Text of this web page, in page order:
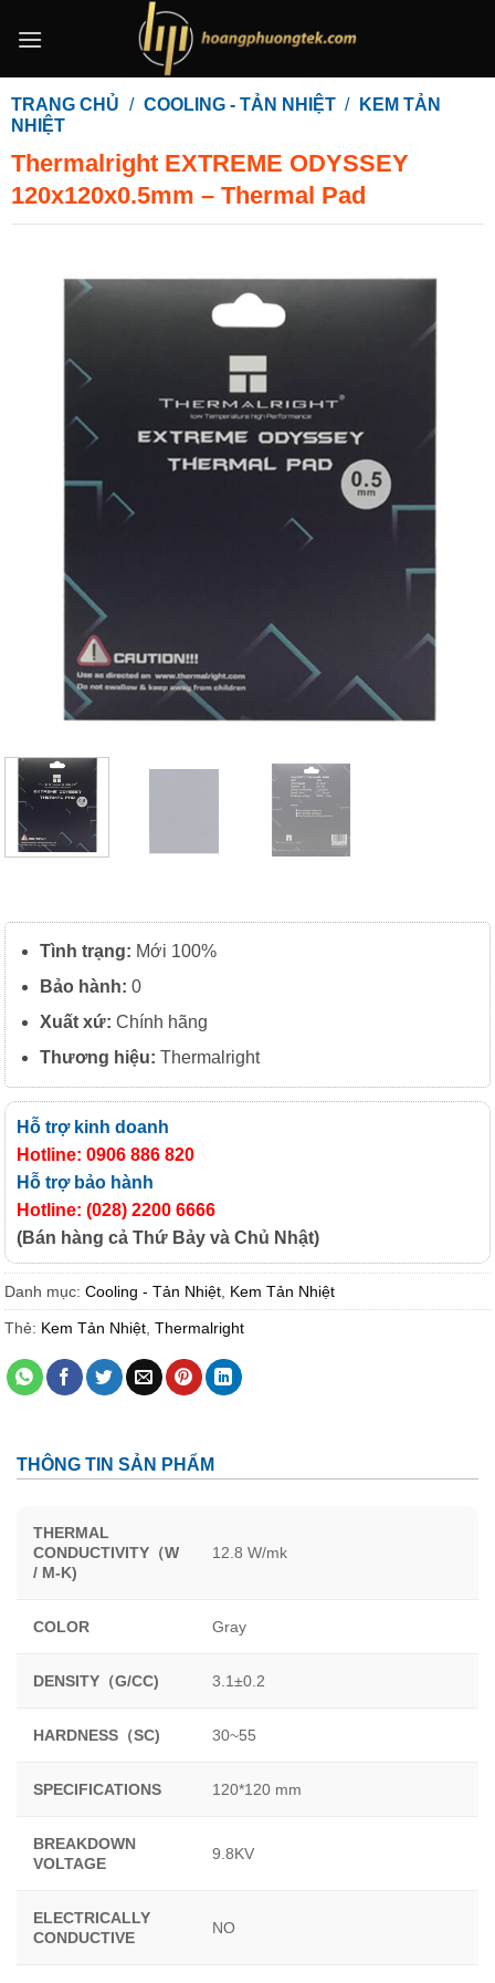
qua
dung
TRANG CHỦ / COOLING - TẢN NHIỆT /
KEM TẢN
NHIỆT
Thermalright EXTREME ODYSSEY
120x120x0.5mm – Thermal Pad
Tình trạng: Mới 100%
Bảo hành: 0
Xuất xứ: Chính hãng
Thương hiệu: Thermalright
Hỗ trợ kinh doanh
Hotline: 0906 886 820
Hỗ trợ bảo hành
Hotline: (028) 2200 6666
(Bán hàng cả Thứ Bảy và Chủ Nhật)
Danh mục: Cooling - Tản Nhiệt Kem Tản Nhiệt
Thẻ: Kem Tản Nhiệt Thermalright
THÔNG TIN SẢN PHẨM
THERMAL
CONDUCTIVITY（W
/ M-K)
12.8 W/mk
COLOR Gray
DENSITY（G/CC) 3.1±0.2
HARDNESS（SC) 30~55
SPECIFICATIONS 120*120 mm
BREAKDOWN
VOLTAGE
9.8KV
ELECTRICALLY
CONDUCTIVE
NO